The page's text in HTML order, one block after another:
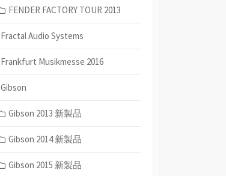
FENDER FACTORY TOUR 2013
Fractal Audio Systems
Frankfurt Musikmesse 2016
Gibson
Gibson 2013 新製品
Gibson 2014 新製品
Gibson 2015 新製品